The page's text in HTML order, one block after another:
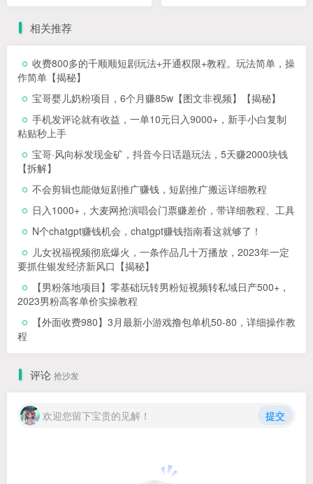
相关推荐
收费800多的千顺顺短剧玩法+开通权限+教程。玩法简单，操
作简单【揭秘】
宝哥婴儿奶粉项目，6个月赚85w【图文非视频】【揭秘】
手机发评论就有收益，一单10元日入9000+，新手小白复制
粘贴秒上手
宝哥·风向标发现金矿，抖音今日话题玩法，5天赚2000块钱
【拆解】
不会剪辑也能做短剧推广赚钱，短剧推广搬运详细教程
日入1000+，大麦网抢演唱会门票赚差价，带详细教程、工具
N个chatgpt赚钱机会，chatgpt赚钱指南看这就够了！
儿女祝福视频彻底爆火，一条作品几十万播放，2023年一定
要抓住银发经济新风口【揭秘】
【男粉落地项目】零基础玩转男粉短视频转私域日产500+，
2023男粉高客单价实操教程
【外面收费980】3月最新小游戏撸包单机50-80，详细操作教
程
评论 抢沙发
欢迎您留下宝贵的见解！ 提交